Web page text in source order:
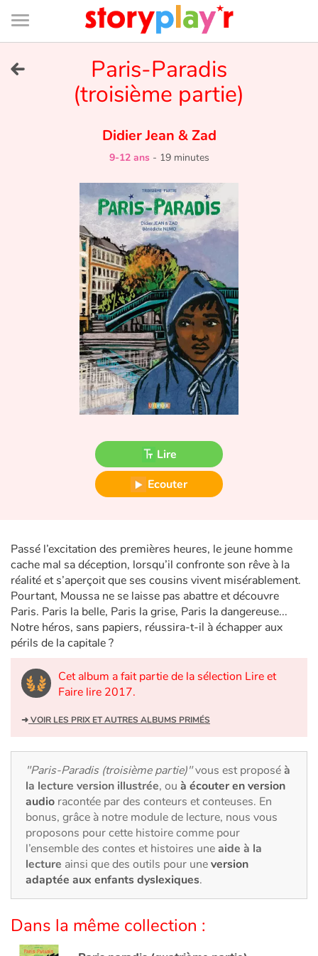
Connexion
Bibliothèque
de
page
Je me connecte
Tester gratuitement
Bibliothèque
Contes d'ici et d'ailleurs
Fable, mythe, littérature et poésie
Princesses et princes, rois, reines et dragons
Ogres, monstres et sorcières
Écologie, nature, saisons
Autour du monde
Apprentissage
Art, espace, activité
Documentaires
À l'école
Fêtes et évènements
Amour et amitié
Sujets de société
Émotions et sentiments
Paris-Paradis
(troisième partie)
Didier Jean &Zad
9-12 ans- 19 minutes
Lire
Ecouter
Passé l’excitation des premières heures, le jeune homme
cache mal sa déception, lorsqu’il confronte son rêve à la
réalité et s’aperçoit que ses cousins vivent misérablement.
Pourtant, Moussa ne se laisse pas abattre et découvre
Paris. Paris la belle, Paris la grise, Paris la dangereuse...
Notre héros, sans papiers, réussira-t-il à échapper aux
périls de la capitale ?
Cet album a fait partie de la sélection Lire et
Faire lire 2017.
➜VOIR LES PRIX ET AUTRES ALBUMS PRIMÉS
"Paris-Paradis (troisième partie)"vous est proposéà
la lecture version illustrée, ou à écouter en version
audio racontée par des conteurs et conteuses. En
bonus, grâce à notre module de lecture, nous vous
proposons pour cette histoire comme pour
l’ensemble des contes et histoires uneaide à la
lecture ainsi que des outils pour uneversion
adaptée aux enfants dyslexiques.
Dans la même collection :